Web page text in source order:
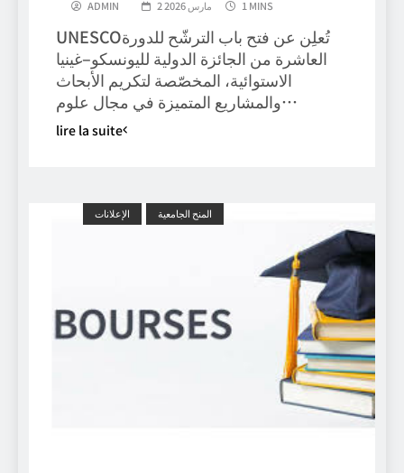
ADMIN 2 مارس 2026 1 MINS
UNESCOتُعلِن عن فتح باب الترشّح للدورة
العاشرة من الجائزة الدولية لليونسكو–غينيا
الاستوائية، المخصّصة لتكريم الأبحاث
والمشاريع المتميزة في مجال علوم…
lire la suite
الإعلانات المنح الجامعية